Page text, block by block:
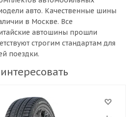
авто. Качественные шины
в Москве. Все
автошины прошли
строгим стандартам для
поездки.